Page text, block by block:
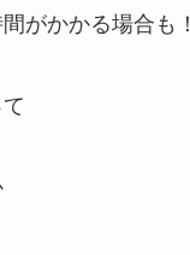
がかかる場合も！